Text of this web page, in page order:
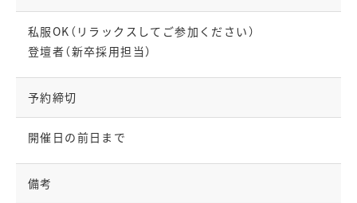
私服OK（リラックスしてご参加ください）
登壇者（新卒採用担当）
予約締切
開催日の前日まで
備考